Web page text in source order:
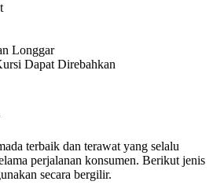
Longgar
Dapat Direbahkan
terbaik dan terawat yang selalu
perjalanan konsumen. Berikut jenis
secara bergilir.